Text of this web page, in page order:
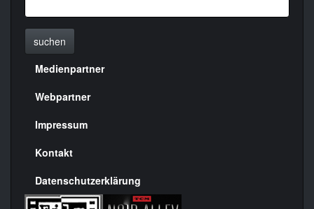
suchen
Menülinks
rechte
Seite
Medienpartner
Webpartner
Impressum
Kontakt
Datenschutzerklärung